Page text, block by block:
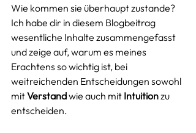
Wie kommen sie überhaupt zustande?
Ich habe dir in diesem Blogbeitrag
wesentliche Inhalte zusammengefasst
und zeige auf, warum es meines
Erachtens so wichtig ist, bei
weitreichenden Entscheidungen sowohl
mit Verstand wie auch mit Intuition zu
entscheiden.